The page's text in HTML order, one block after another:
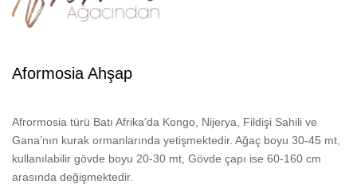
Aformosia Ahşap
Afrormosia türü Batı Afrika’da Kongo, Nijerya, Fildişi Sahili ve
Gana’nın kurak ormanlarında yetişmektedir. Ağaç boyu 30-45 mt,
kullanılabilir gövde boyu 20-30 mt, Gövde çapı ise 60-160 cm
arasında değişmektedir.